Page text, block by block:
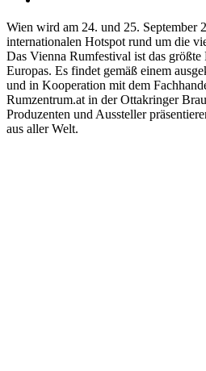
Wien wird am 24. und 25. September
internationalen Hotspot rund um die
Das Vienna Rumfestival ist das
Europas. Es findet gemäß einem
und in Kooperation mit dem
Rumzentrum.at in der Ottakringer
Produzenten und Aussteller
aus aller Welt.